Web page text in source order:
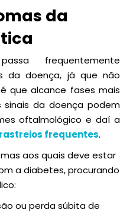
da
frequentemente
da doença, já que não
que alcance fases mais
sinais da doença podem
oftalmológico e daí a
frequentes.
aos quais deve estar
a diabetes, procurando
ou perda súbita de